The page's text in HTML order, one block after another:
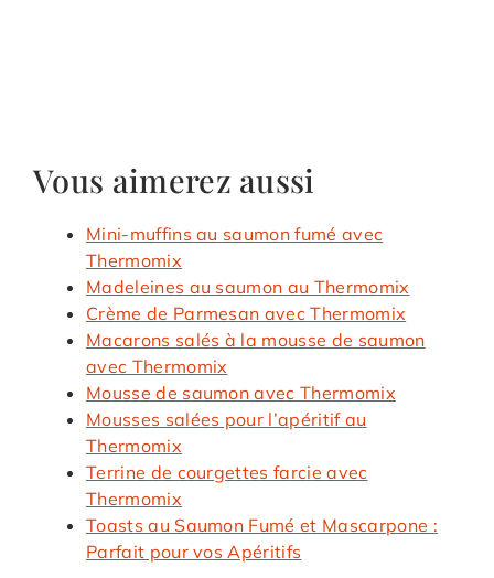
Vous aimerez aussi
Mini-muffins au saumon fumé avec
Thermomix
Madeleines au saumon au Thermomix
Crème de Parmesan avec Thermomix
Macarons salés à la mousse de saumon
avec Thermomix
Mousse de saumon avec Thermomix
Mousses salées pour l’apéritif au
Thermomix
Terrine de courgettes farcie avec
Thermomix
Toasts au Saumon Fumé et Mascarpone :
Parfait pour vos Apéritifs